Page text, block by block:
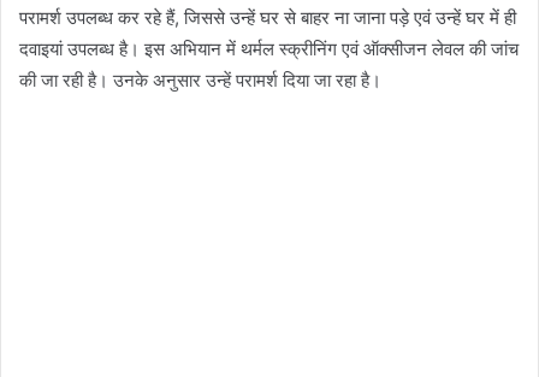
परामर्श उपलब्ध कर रहे हैं, जिससे उन्हें घर से बाहर ना जाना पड़े एवं उन्हें घर में ही
दवाइयां उपलब्ध है। इस अभियान में थर्मल स्क्रीनिंग एवं ऑक्सीजन लेवल की जांच
की जा रही है। उनके अनुसार उन्हें परामर्श दिया जा रहा है।